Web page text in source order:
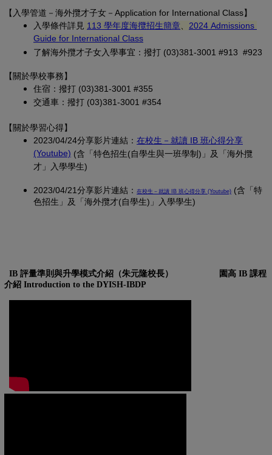
【 入學管道－ 海外攬才子女 －Application for International Class】
入學條件詳見 113 學年度海攬招生簡章 (另開新視窗)
2024 Admissions
Guide for International Class
了解海外攬才子女入學事宜：撥打 (03)381-3001 #913 #923
【關於學校事務】
住宿：撥打 (03)381-3001 #355
交通車：撥打 (03)381-3001 #354
【關於學習心得】
2023/04/24分享影片連結： 在校生－就讀 IB 班心得分享
(Youtube) (另開新視窗)
(含「特色招生(自學生與一班學制)」及「海外攬
才」入學學生)
2023/04/21分享影片連結： 在校生－就讀 IB 班心得分享 (Youtube) (另開新視窗)
(含「特
色招生」及「海外攬才(自學生)」入學學生)
IB 評量準則與升學模式介紹（朱元隆校長）
園高 IB 課程
介紹 Introduction to the DYISH-IBDP